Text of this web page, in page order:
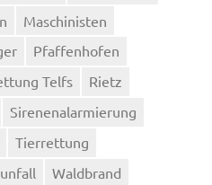
Maschinisten
Pfaffenhofen
Telfs
Rietz
Sirenenalarmierung
Tierrettung
Waldbrand